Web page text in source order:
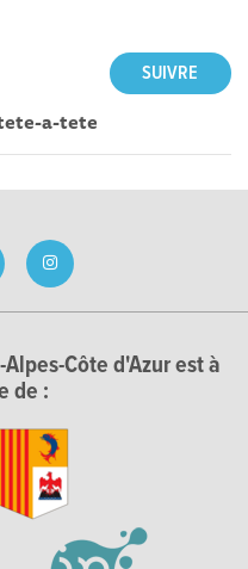
SUIVRE
a-tete
Côte d'Azur est à
de :